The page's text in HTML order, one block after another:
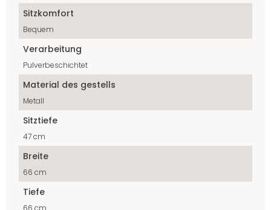
Sitzkomfort
Bequem
Verarbeitung
Pulverbeschichtet
Material des gestells
Metall
Sitztiefe
47 cm
Breite
66 cm
Tiefe